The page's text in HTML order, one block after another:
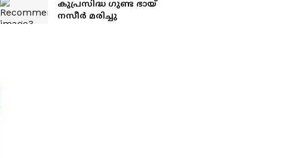
പണത്തിന്
കണക്കില്ലെന്നും
കുപ്രസിദ്ധ ​ഗുണ്ട ഭായ്
നസീർ മരിച്ചു